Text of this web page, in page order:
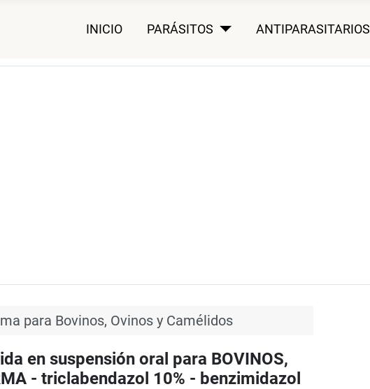
INICIO PARÁSITOS ANTIPARASITARIOS
para Bovinos, Ovinos y Camélidos
en suspensión oral para BOVINOS,
- triclabendazol 10% - benzimidazol